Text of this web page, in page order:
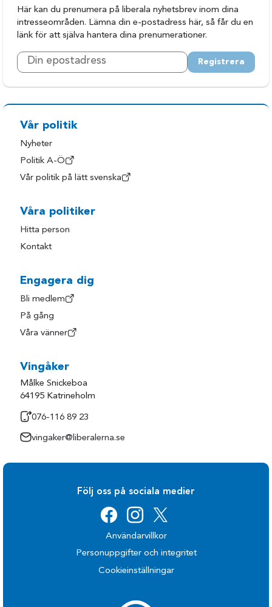
Här kan du prenumera på liberala nyhetsbrev inom dina
intresseområden. Lämna din e-postadress här, så får du en
länk för att själva hantera dina prenumerationer.
Registrera
Vår politik
Nyheter
Politik A-Ö
Vår politik på lätt svenska
Våra politiker
Hitta person
Kontakt
Engagera dig
Bli medlem
På gång
Våra vänner
Vingåker
Målke Snickeboa
64195 Katrineholm
076-116 89 23
vingaker@liberalerna.se
Följ oss på sociala medier
Användarvillkor
Personuppgifter och integritet
Cookieinställningar